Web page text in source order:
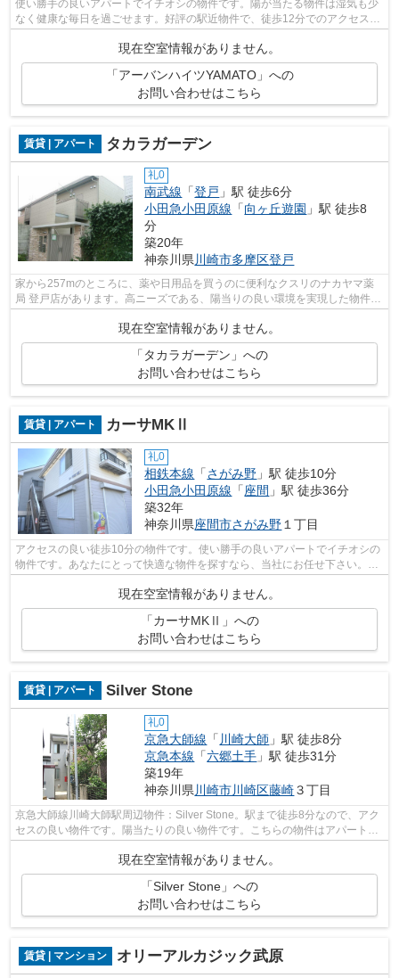
使い勝手の良いアパートでイチオシの物件です。陽が当たる物件は湿気も少
なく健康な毎日を過ごせます。好評の駅近物件で、徒歩12分でのアクセスが
可能です。当社は大和市にある小田急...
現在空室情報がありません。
「アーバンハイツYAMATO」への
お問い合わせはこちら
賃貸 | アパート タカラガーデン
礼0
南武線 「登戸 」駅 徒歩6分
小田急小田原線 「向ヶ丘遊園 」駅 徒歩8
分
築20年
神奈川県川崎市多摩区登戸
家から257mのところに、薬や日用品を買うのに便利なクスリのナカヤマ薬
局 登戸店があります。高ニーズである、陽当りの良い環境を実現した物件と
現在空室情報がありません。
「タカラガーデン」への
お問い合わせはこちら
賃貸 | アパート カーサMKⅡ
礼0
相鉄本線 「さがみ野 」駅 徒歩10分
小田急小田原線 「座間 」駅 徒歩36分
築32年
神奈川県座間市さがみ野 １丁目
アクセスの良い徒歩10分の物件です。使い勝手の良いアパートでイチオシの
物件です。あなたにとって快適な物件を探すなら、当社にお任せ下さい。当
現在空室情報がありません。
「カーサMKⅡ」への
お問い合わせはこちら
賃貸 | アパート Silver Stone
礼0
京急大師線 「 川崎大師 」駅 徒歩8分
京急本線 「六郷土手 」駅 徒歩31分
築19年
神奈川県 川崎市川崎区藤崎３丁目
京急大師線川崎大師駅周辺物件：Silver Stone。駅まで徒歩8分なので、アク
セスの良い物件です。陽当たりの良い物件です。こちらの物件はアパートで
す。賃貸物件のことでお困りなら、ま...
現在空室情報がありません。
「Silver Stone」への
お問い合わせはこちら
賃貸 | マンション オリーアルカジック武原